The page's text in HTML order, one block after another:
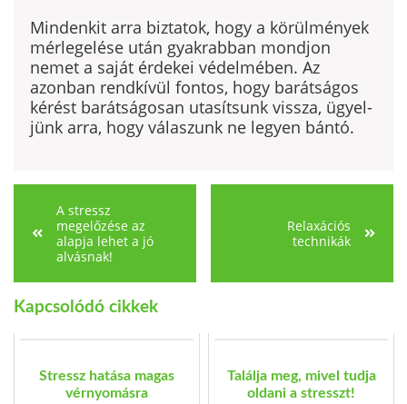
Mindenkit arra biztatok, hogy a körülmények
mérlegelése után gyakrabban mondjon
nemet a saját érdekei védelmében. Az
azonban rend­kívül fontos, hogy barátságos
kérést barátságosan utasítsunk vissza, ügyel­
jünk arra, hogy válaszunk ne legyen bántó.
A stressz
megelőzése az
alapja lehet a jó
alvásnak!
Relaxációs
technikák
Kapcsolódó cikkek
Stressz hatása magas
vérnyomásra
Találja meg, mivel tudja
oldani a stresszt!